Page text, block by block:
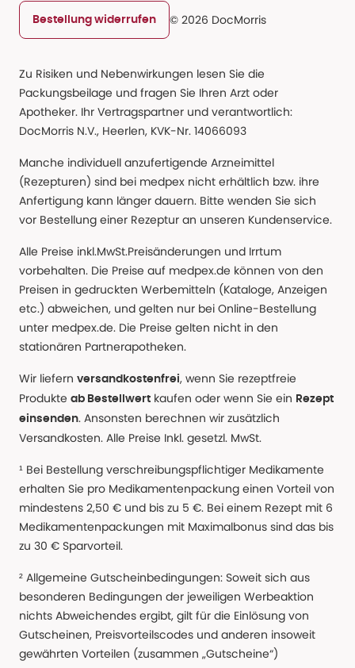
Bestellung widerrufen © 2026 DocMorris
Zu Risiken und Nebenwirkungen lesen Sie die
Packungsbeilage und fragen Sie Ihren Arzt oder
Apotheker. Ihr Vertragspartner und verantwortlich:
DocMorris N.V., Heerlen, KVK-Nr. 14066093
Manche individuell anzufertigende Arzneimittel
(Rezepturen) sind bei medpex nicht erhältlich bzw. ihre
Anfertigung kann länger dauern. Bitte wenden Sie sich
vor Bestellung einer Rezeptur an unseren Kundenservice.
Alle Preise inkl.MwSt.Preisänderungen und Irrtum
vorbehalten. Die Preise auf medpex.de können von den
Preisen in gedruckten Werbemitteln (Kataloge, Anzeigen
etc.) abweichen, und gelten nur bei Online-Bestellung
unter medpex.de. Die Preise gelten nicht in den
stationären Partnerapotheken.
Wir liefern versandkostenfrei, wenn Sie rezeptfreie
Produkte ab Bestellwert kaufen oder wenn Sie ein Rezept
einsenden. Ansonsten berechnen wir zusätzlich
Versandkosten. Alle Preise Inkl. gesetzl. MwSt.
¹ Bei Bestellung verschreibungspflichtiger Medikamente
erhalten Sie pro Medikamentenpackung einen Vorteil von
mindestens 2,50 € und bis zu 5 €. Bei einem Rezept mit 6
Medikamentenpackungen mit Maximalbonus sind das bis
zu 30 € Sparvorteil.
² Allgemeine Gutscheinbedingungen: Soweit sich aus
besonderen Bedingungen der jeweiligen Werbeaktion
nichts Abweichendes ergibt, gilt für die Einlösung von
Gutscheinen, Preisvorteilscodes und anderen insoweit
gewährten Vorteilen (zusammen „Gutscheine“)